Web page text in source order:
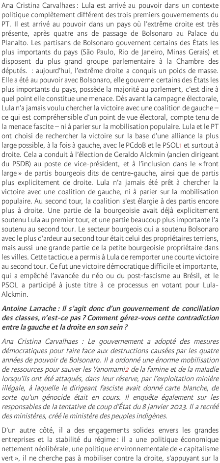
Ana Cristina Carvalhaes : Lula est arrivé au pouvoir dans un contexte
politique complètement différent des trois premiers gouvernements du
PT. Il est arrivé au pouvoir dans un pays où l’extrême droite est très
présente, après quatre ans de passage de Bolsonaro au Palace du
Planalto. Les partisans de Bolsonaro gouvernent certains des États les
plus importants du pays (São Paulo, Rio de Janeiro, Minas Gerais) et
disposent du plus grand groupe parlementaire à la Chambre des
députés. : aujourd’hui, l’extrême droite a conquis un poids de masse.
Elle a été au pouvoir avec Bolsonaro, elle gouverne certains des États les
plus importants du pays, possède la majorité au parlement, c’est dire à
quel point elle constitue une menace. Dès avant la campagne électorale,
Lula n’a jamais voulu chercher la victoire avec une coalition de gauche –
ce qui est compréhensible d’un point de vue électoral, compte tenu de
la menace fascite – ni à parier sur la mobilisation populaire. Lula et le PT
ont choisi de rechercher la victoire sur la base d’une alliance la plus
large possible, à la fois à gauche, avec le PCdoB et le PSOL1 et surtout à
droite. Cela a conduit à l’élection de Geraldo Alckmin (ancien dirigeant
du PSDB) au poste de vice-président, et à l’inclusion dans le « front
large » de partis bourgeois dits de centre-gauche, ainsi que de partis
plus explicitement de droite. Lula n’a jamais été prêt à chercher la
victoire avec une coalition de gauche, ni à parier sur la mobilisation
populaire. Au second tour, la coalition s’est élargie à des partis encore
plus à droite. Une partie de la bourgeoisie avait déjà explicitement
soutenu Lula au premier tour, et une partie beaucoup plus importante l’a
soutenu au second tour. Le secteur bourgeois qui a soutenu Bolsonaro
avec le plus d’ardeur au second tour était celui des propriétaires terriens,
mais aussi une grande partie de la petite bourgeoisie propriétaire dans
les villes. Cette tactique a permis à Lula de remporter une courte victoire
au second tour. Ce fut une victoire démocratique difficile et importante,
qui a empêché l’avancée du néo ou du post-fascisme au Brésil, et le
PSOL a participé à juste titre à ce processus en votant pour Lula-
Alckmin.
Antoine Larrache : Il s’agit donc d’un gouvernement de conciliation
des classes, n’est-ce pas ? Comment gérez-vous cette contradiction
entre la gauche et la droite en son sein ?
Ana Cristina Carvalhaes : Le gouvernement a adopté des mesures
démocratiques pour faire face aux destructions causées par les quatre
années de pouvoir de Bolsonaro. Il a ordonné une énorme mobilisation
de ressources pour sauver les Yanomami2de la famine et de la maladie
lorsqu’ils ont été attaqués, dans leur réserve, par l’exploitation minière
illégale, à laquelle le dirigeant fasciste avait donné carte blanche, de
sorte qu’un génocide était en cours. Il enquête également sur les
responsables de la tentative de coup d’État du 8 janvier 2023. Il a recréé
des ministères, créé le ministère des peuples indigènes.
D’un autre côté, il a des engagements solides envers les grandes
entreprises et la stabilité du régime : il a une politique économique
nettement néolibérale, une politique environnementale de « capitalisme
vert », il ne cherche pas à mobiliser contre la droite, s’appuyant sur la